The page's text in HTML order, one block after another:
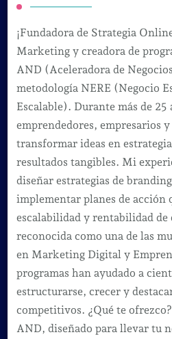
¡Fundadora de Strategia
Marketing y creadora de
AND (Aceleradora de
metodología NERE (Negocio
Escalable). Durante más de
emprendedores, empresarios y
transformar ideas en
resultados tangibles. Mi
diseñar estrategias de
implementar planes de acción
escalabilidad y rentabilidad de
reconocida como una de las
en Marketing Digital y
programas han ayudado a
estructurarse, crecer y
competitivos. ¿Qué te
AND, diseñado para llevar tu